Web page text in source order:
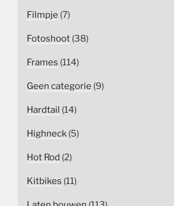
Filmpje (7)
Fotoshoot (38)
Frames (114)
Geen categorie (9)
Hardtail (14)
Highneck (5)
Hot Rod (2)
Kitbikes (11)